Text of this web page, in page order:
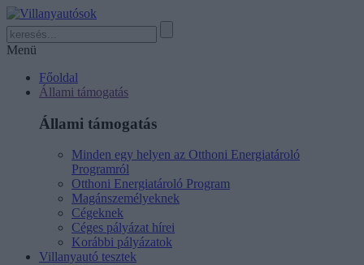
Menü
Főoldal
Állami támogatás
Állami támogatás
Minden egy helyen az Otthoni Energiatároló
Programról
Otthoni Energiatároló Program
Magánszemélyeknek
Cégeknek
Céges pályázat hírei
Korábbi pályázatok
Villanyautó tesztek